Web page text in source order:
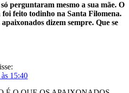
perguntaram mesmo a sua mãe. O
foi feito todinho na Santa Filomena.
apaixonados dizem sempre. Que se
15:40